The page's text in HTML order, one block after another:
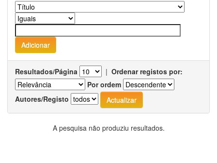
Resultados/Página | Ordenar registos por:
Por ordem
Autores/Registo
A pesquisa não produziu resultados.